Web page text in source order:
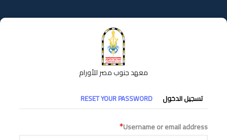
إلى
المحتوى
معهد جنوب مصر للأورام
التبويبات
الأساسية
تسجيل الدخول RESET YOUR PASSWORD
Username or email address